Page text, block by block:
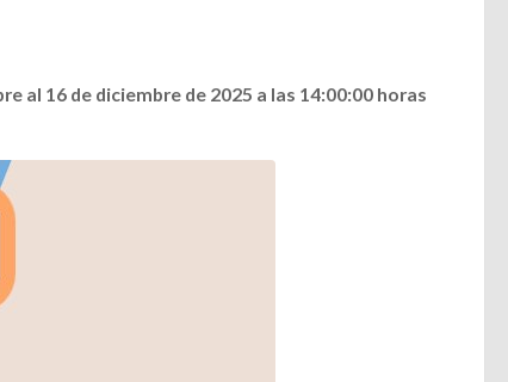
al 16 de diciembre de 2025 a las 14:00:00 horas